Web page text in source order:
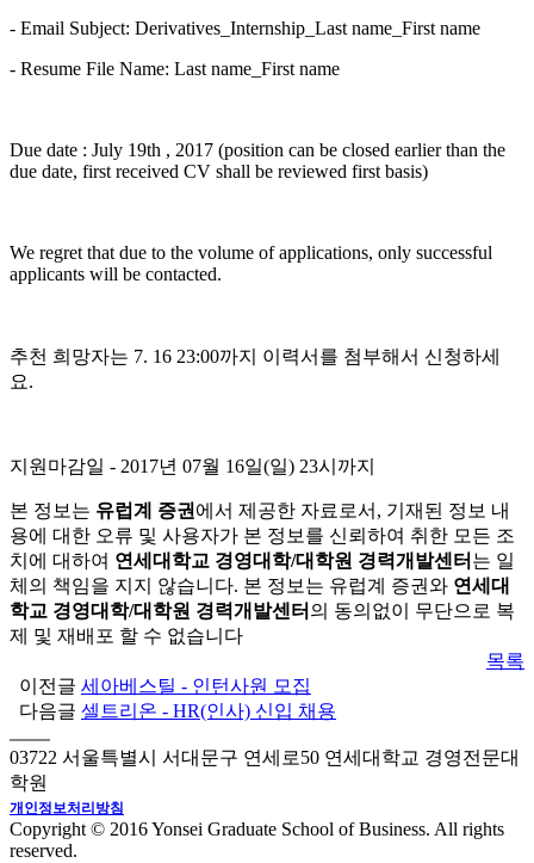
- Email Subject: Derivatives_Internship_Last name_First name
- Resume File Name: Last name_First name
Due date : July 19th , 2017 (position can be closed earlier than the
due date, first received CV shall be reviewed first basis)
We regret that due to the volume of applications, only successful
applicants will be contacted.
추천 희망자는 7. 16 23:00까지 이력서를 첨부해서 신청하세
요.
지원마감일 - 2017년 07월 16일(일) 23시까지
본 정보는 유럽계 증권 에서 제공한 자료로서, 기재된 정보 내
용에 대한 오류 및 사용자가 본 정보를 신뢰하여 취한 모든 조
치에 대하여 연세대학교 경영대학/대학원 경력개발센터 는 일
체의 책임을 지지 않습니다. 본 정보는 유럽계 증권와 연세대
학교 경영대학/대학원 경력개발센터 의 동의없이 무단으로 복
제 및 재배포 할 수 없습니다
목록
이전글 세아베스틸 - 인턴사원 모집
다음글 셀트리온 - HR(인사) 신입 채용
03722 서울특별시 서대문구 연세로50 연세대학교 경영전문대
학원
개인정보처리방침
Copyright © 2016 Yonsei Graduate School of Business. All rights
reserved.